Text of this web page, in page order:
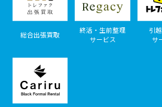
総合出張買取
終活・生前整理
サービス
引
サ